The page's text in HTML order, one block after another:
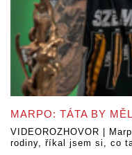
MARPO: TÁTA BY
VIDEOROZHOVOR |
rodiny, říkal jsem si, co